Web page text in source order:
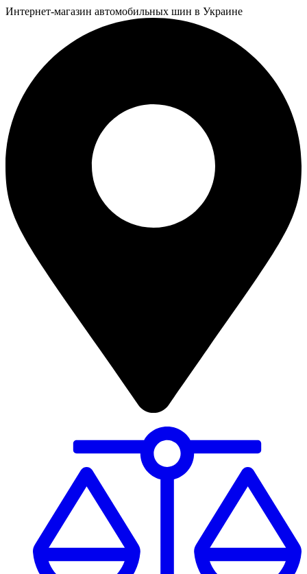
Интернет-магазин автомобильных шин в Украине